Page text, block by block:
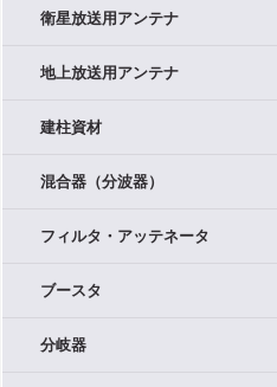
衛星放送用アンテナ
地上放送用アンテナ
建柱資材
混合器（分波器）
フィルタ・アッテネータ
ブースタ
分岐器